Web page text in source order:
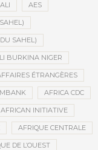
AES
SAHEL)
BURKINA NIGER
ÉTRANGÈRES
AFRICA CDC
AFRICAN INITIATIVE
AFRIQUE CENTRALE
DE L’OUEST